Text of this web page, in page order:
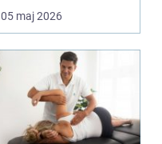
på egen hand. För
mån...
05 maj 2026